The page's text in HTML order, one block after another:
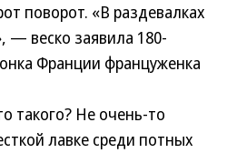
поворот. «В раздевалках
— веско заявила 180-
Франции француженка
такого? Не очень-то
лавке среди потных